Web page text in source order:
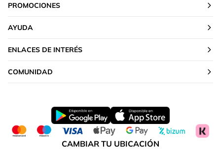
PROMOCIONES
AYUDA
ENLACES DE INTERÉS
COMUNIDAD
CAMBIAR TU UBICACIÓN